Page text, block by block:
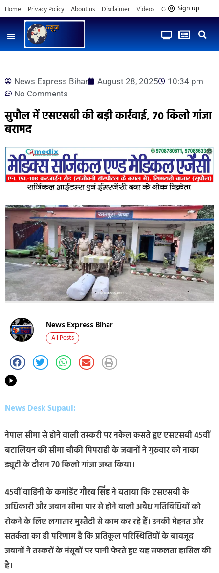
Home Privacy Policy About us Disclaimer Videos Contact us
Sign up
News Express Bihar August 28, 2025
10:34 pm
No Comments
सुपौल में एसएसबी की बड़ी कार्रवाई, 70 किलो गांजा
बरामद
News Express Bihar
All Posts
News Desk Supaul:
नेपाल सीमा से होने वाली तस्करी पर नकेल कसते हुए एसएसबी 45वीं
बटालियन की सीमा चौकी पिपराही के जवानों ने गुरुवार को नाका
ड्यूटी के दौरान 70 किलो गांजा जब्त किया।
45वीं वाहिनी के कमांडेंटगौरव सिंहने बताया कि एसएसबी के
अधिकारी और जवान सीमा पार से होने वाली अवैध गतिविधियों को
रोकने के लिए लगातार मुस्तैदी से काम कर रहे हैं। उनकी मेहनत और
सतर्कता का ही परिणाम है कि प्रतिकूल परिस्थितियों के बावजूद
जवानों ने तस्करों के मंसूबों पर पानी फेरते हुए यह सफलता हासिल की
है।